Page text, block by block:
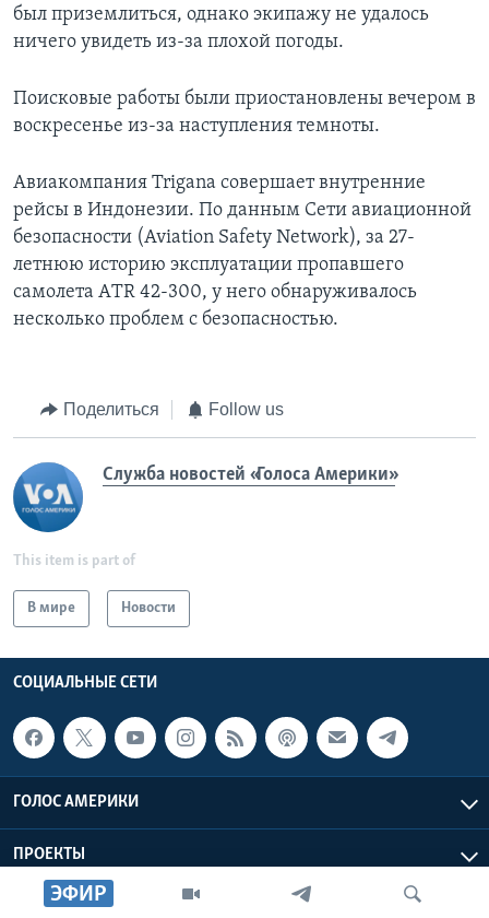
ЭФИР
был приземлиться, однако экипажу не удалось
ничего увидеть из-за плохой погоды.
Поисковые работы были приостановлены вечером в
воскресенье из-за наступления темноты.
Авиакомпания Trigana совершает внутренние
рейсы в Индонезии. По данным Сети авиационной
безопасности (Aviation Safety Network), за 27-
летнюю историю эксплуатации пропавшего
самолета АTR 42-300, у него обнаруживалось
несколько проблем с безопасностью.
Поделиться Follow us
Служба новостей «Голоса Америки»
This item is part of
В мире Новости
СОЦИАЛЬНЫЕ СЕТИ
ГОЛОС АМЕРИКИ
ПРОЕКТЫ